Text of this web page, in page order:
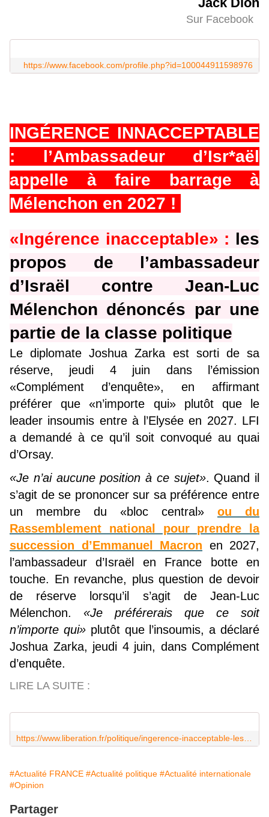
Sur Facebook
https://www.facebook.com/profile.php?id=100044911598976
INGÉRENCE INNACCEPTABLE
: l’Ambassadeur d’Isr*aël
appelle à faire barrage à
Mélenchon en 2027 !
«Ingérence inacceptable» : les
propos de l’ambassadeur
d’Israël contre Jean-Luc
Mélenchon dénoncés par une
partie de la classe politique
Le diplomate Joshua Zarka est sorti de sa
réserve, jeudi 4 juin dans l’émission
«Complément d’enquête», en affirmant
préférer que «n’importe qui» plutôt que le
leader insoumis entre à l’Elysée en 2027. LFI
a demandé à ce qu’il soit convoqué au quai
d’Orsay.
«Je n’ai aucune position à ce sujet». Quand il
s’agit de se prononcer sur sa préférence entre
un membre du «bloc central» ou du
Rassemblement national pour prendre la
succession d’Emmanuel Macron en 2027,
l’ambassadeur d’Israël en France botte en
touche. En revanche, plus question de devoir
de réserve lorsqu’il s’agit de Jean-Luc
Mélenchon. «Je préférerais que ce soit
n’importe qui»plutôt que l’insoumis, a déclaré
Joshua Zarka, jeudi 4 juin, dans Complément
d’enquête.
LIRE LA SUITE :
#Actualité FRANCE #Actualité politique #Actualité internationale
#Opinion
Partager